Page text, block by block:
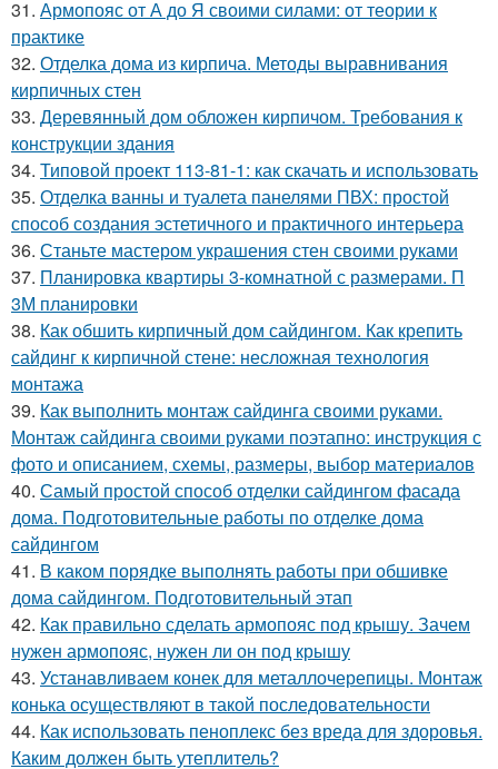
31. Армопояс от А до Я своими силами: от теории к
практике
32. Отделка дома из кирпича. Методы выравнивания
кирпичных стен
33. Деревянный дом обложен кирпичом. Требования к
конструкции здания
34. Типовой проект 113-81-1: как скачать и использовать
35. Отделка ванны и туалета панелями ПВХ: простой
способ создания эстетичного и практичного интерьера
36. Станьте мастером украшения стен своими руками
37. Планировка квартиры 3-комнатной с размерами. П
3М планировки
38. Как обшить кирпичный дом сайдингом. Как крепить
сайдинг к кирпичной стене: несложная технология
монтажа
39. Как выполнить монтаж сайдинга своими руками.
Монтаж сайдинга своими руками поэтапно: инструкция с
фото и описанием, схемы, размеры, выбор материалов
40. Самый простой способ отделки сайдингом фасада
дома. Подготовительные работы по отделке дома
сайдингом
41. В каком порядке выполнять работы при обшивке
дома сайдингом. Подготовительный этап
42. Как правильно сделать армопояс под крышу. Зачем
нужен армопояс, нужен ли он под крышу
43. Устанавливаем конек для металлочерепицы. Монтаж
конька осуществляют в такой последовательности
44. Как использовать пеноплекс без вреда для здоровья.
Каким должен быть утеплитель?